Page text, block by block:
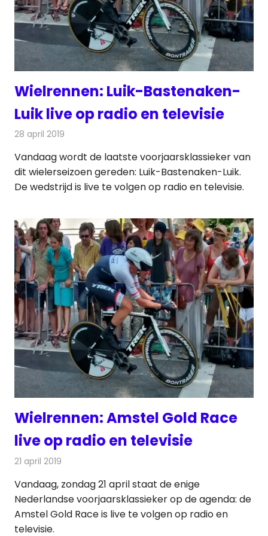
Wielrennen: Luik-Bastenaken-
Luik live op radio en televisie
28 april 2019
Vandaag wordt de laatste voorjaarsklassieker van
dit wielerseizoen gereden: Luik-Bastenaken-Luik.
De wedstrijd is live te volgen op radio en televisie.
Wielrennen: Amstel Gold Race
live op radio en televisie
21 april 2019
Vandaag, zondag 21 april staat de enige
Nederlandse voorjaarsklassieker op de agenda: de
Amstel Gold Race is live te volgen op radio en
televisie.